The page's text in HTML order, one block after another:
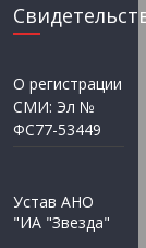
О регистрации
СМИ: Эл №
ФС77-53449
Устав АНО
"ИА "Звезда"